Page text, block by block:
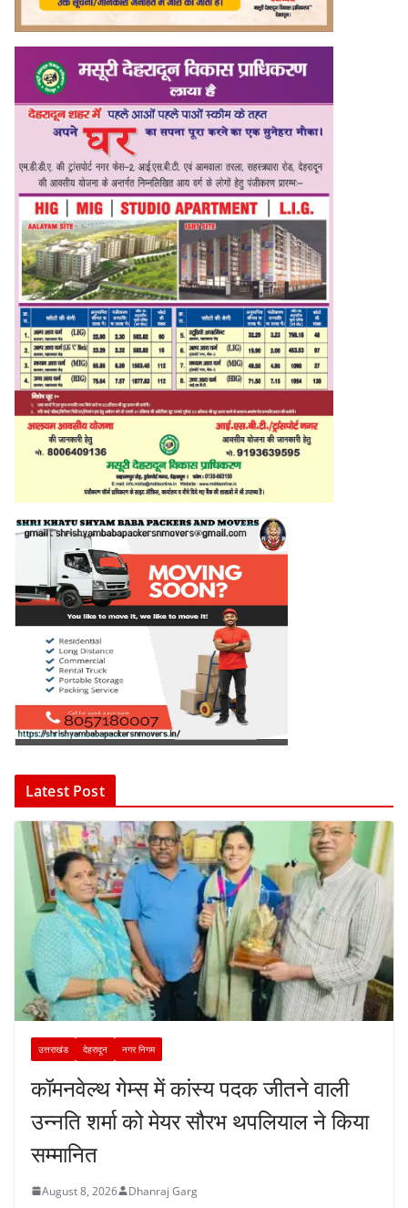
Latest Post
उत्तराखंड देहरादून नगर निगम
कॉमनवेल्थ गेम्स में कांस्य पदक जीतने वाली
उन्नति शर्मा को मेयर सौरभ थपलियाल ने किया
सम्मानित
August 8, 2026 Dhanraj Garg